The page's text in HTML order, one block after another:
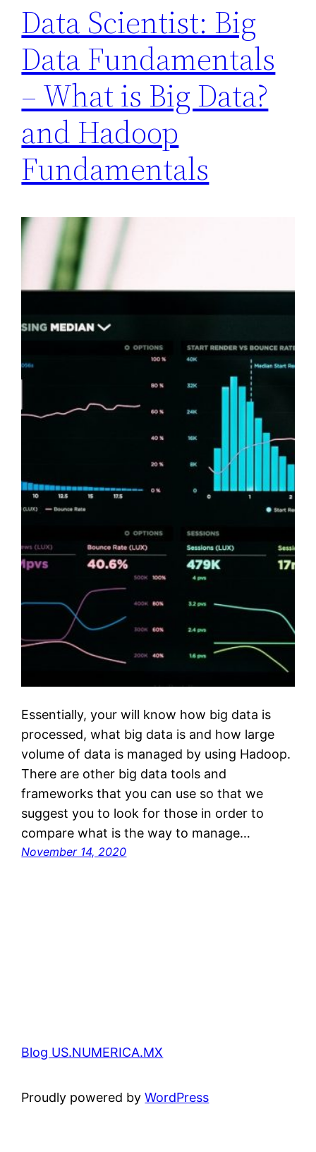
Data Scientist: Big
Data Fundamentals
– What is Big Data?
and Hadoop
Fundamentals
Essentially, your will know how big data is
processed, what big data is and how large
volume of data is managed by using Hadoop.
There are other big data tools and
frameworks that you can use so that we
suggest you to look for those in order to
compare what is the way to manage…
November 14, 2020
Blog US.NUMERICA.MX
Proudly powered byWordPress